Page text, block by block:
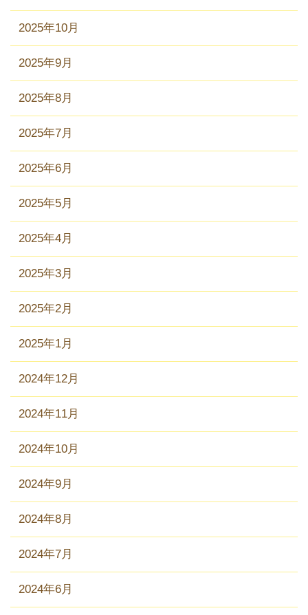
2025年10月
2025年9月
2025年8月
2025年7月
2025年6月
2025年5月
2025年4月
2025年3月
2025年2月
2025年1月
2024年12月
2024年11月
2024年10月
2024年9月
2024年8月
2024年7月
2024年6月